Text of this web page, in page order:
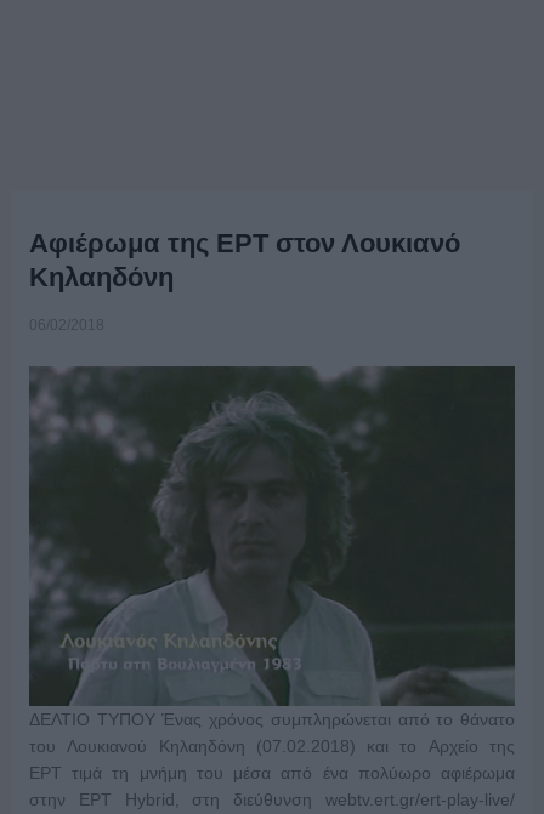
Αφιέρωμα της ΕΡΤ στον Λουκιανό
Κηλαηδόνη
06/02/2018
ΔΕΛΤΙΟ ΤΥΠΟΥ Ένας χρόνος συμπληρώνεται από το θάνατο
του Λουκιανού Κηλαηδόνη (07.02.2018) και το Αρχείο της
ΕΡΤ τιμά τη μνήμη του μέσα από ένα πολύωρο αφιέρωμα
στην EΡΤ Hybrid, στη διεύθυνση webtv.ert.gr/ert-play-live/